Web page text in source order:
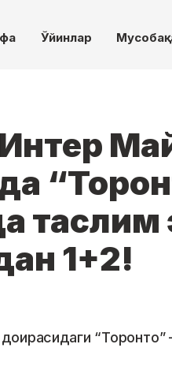
Ўйинлар
таслим
1+2!